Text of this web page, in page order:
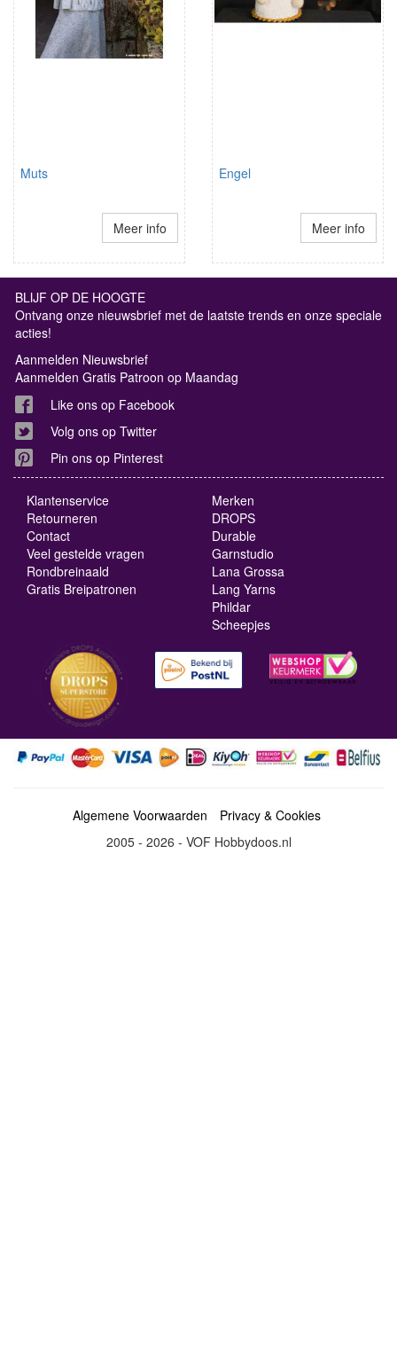
Muts
Meer info
Engel
Meer info
BLIJF OP DE HOOGTE
Ontvang onze nieuwsbrief met de laatste trends en onze speciale
acties!
Aanmelden Nieuwsbrief
Aanmelden Gratis Patroon op Maandag
Like ons op Facebook
Volg ons op Twitter
Pin ons op Pinterest
Klantenservice
Retourneren
Contact
Veel gestelde vragen
Rondbreinaald
Gratis Breipatronen
Merken
DROPS
Durable
Garnstudio
Lana Grossa
Lang Yarns
Phildar
Scheepjes
Algemene Voorwaarden
Privacy & Cookies
2005 - 2026 - VOF Hobbydoos.nl